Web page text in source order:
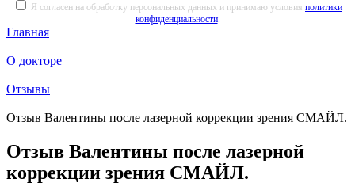
Я согласен на обработку персональных данных и принимаю условия политики
конфиденциальности.
Главная
О докторе
Отзывы
Отзыв Валентины после лазерной коррекции зрения СМАЙЛ.
Отзыв Валентины после лазерной
коррекции зрения СМАЙЛ.